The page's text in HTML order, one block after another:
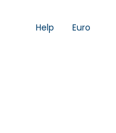
Help Euro